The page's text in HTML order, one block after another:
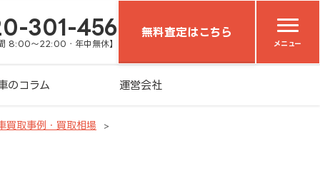
301-456
8:00～22:00・年中無休】
無料査定はこちら
メニュー
のコラム 運営会社
買取事例・買取相場